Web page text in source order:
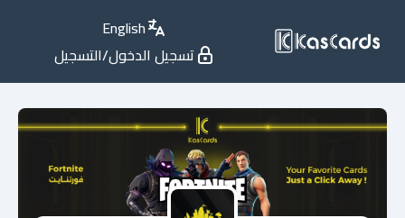
English
تسجيل الدخول/التسجيل